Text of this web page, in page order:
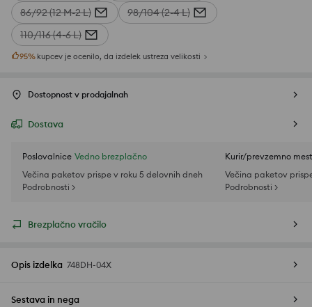
86/92 (12 M-2 L)
98/104 (2-4 L)
110/116 (4-6 L)
95% kupcev je ocenilo, da izdelek ustreza velikosti
Dostopnost v prodajalnah
Dostava
Poslovalnice Vedno brezplačno
Večina paketov prispe v roku 5 delovnih dneh
Podrobnosti >
Kurir/prevzemno
Večina paketov
Podrobnosti >
Brezplačno vračilo
Opis izdelka 748DH-04X
Sestava in nega